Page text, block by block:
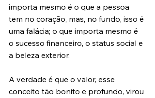
importa mesmo é o que a pessoa
tem no coração, mas, no fundo, isso é
uma falácia; o que importa mesmo é
o sucesso financeiro, o status social e
a beleza exterior.
A verdade é que o valor, esse
conceito tão bonito e profundo, virou